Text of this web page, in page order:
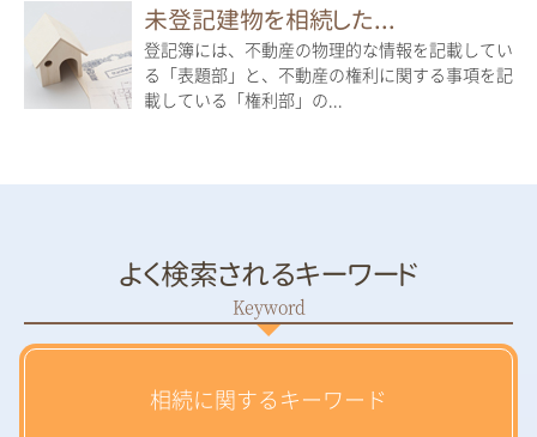
未登記建物を相続した...
登記簿には、不動産の物理的な情報を記載してい
る「表題部」と、不動産の権利に関する事項を記
載している「権利部」の...
よく検索されるキーワード
相続に関するキーワード